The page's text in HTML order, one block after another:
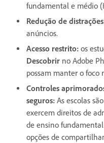
fundamental e médio
Redução de
anúncios.
Acesso restrito: os
Descobrir no Adobe
possam manter o foco
Controles
seguros: As escolas
exercem direitos de
de ensino
opções de